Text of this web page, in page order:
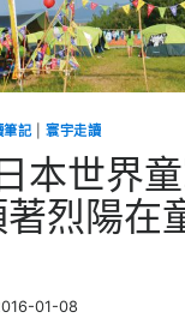
筆記| 寰宇走讀
本世界
烈陽在
01-08